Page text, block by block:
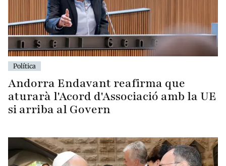
Política
Andorra Endavant reafirma que
aturarà l'Acord d'Associació amb la UE
si arriba al Govern